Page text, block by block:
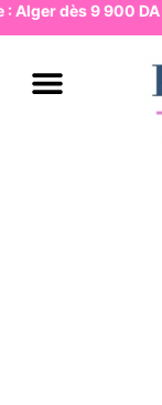
Alger dès 9 900 DA